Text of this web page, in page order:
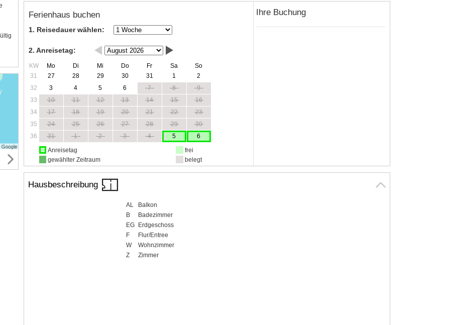
Ferienhaus buchen
1. Reisedauer wählen:
2. Anreisetag:
KW Mo Di Mi Do Fr Sa
So
31
27 28 29 30 31 1
2
32
3 4 5 6 7 8
9
33
10 11 12 13 14 15
16
34
17 18 19 20 21 22
23
35
24 25 26 27 28 29
30
36
31 1 2 3 4 5
6
Anreisetag
gewählter Zeitraum
frei
belegt
Ihre Buchung
Hausbeschreibung
AL
Balkon
B
Badezimmer
EG
Erdgeschoss
F
Flur/Entree
W
Wohnzimmer
Z
Zimmer